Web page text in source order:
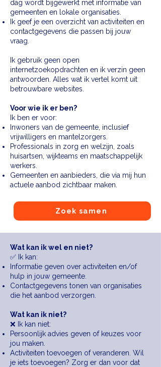
dag wordt bijgewerkt met informatie van
gemeenten en lokale organisaties.
Ik geef je een overzicht van activiteiten en
contactgegevens die passen bij jouw
vraag.
Ik gebruik geen open
internetzoekopdrachten en ik verzin geen
antwoorden. Alles wat ik vertel komt uit
betrouwbare websites.
Voor wie ik er ben?
Ik ben er voor:
Inwoners van de gemeente, inclusief
vrijwilligers en mantelzorgers.
Professionals in zorg en welzijn, zoals
huisartsen, wijkteams en maatschappelijk
werkers.
Gemeenten en aanbieders, die via mij hun
actuele aanbod zichtbaar maken.​
Zoek samen
Wat kan ik wel en niet?
✅ Ik kan:
Informatie geven over activiteiten en/of
hulp in jouw gemeente.
Contactgegevens tonen van organisaties
die het aanbod verzorgen.
Wat kan ik niet?
❌ Ik kan niet:
Persoonlijk advies geven of keuzes voor
jou maken.
Activiteiten toevoegen of veranderen. Wil
je iets toevoegen? Zorg er dan voor dat